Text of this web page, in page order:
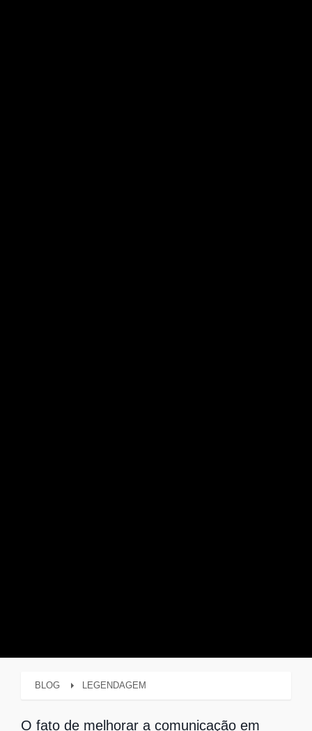
BLOG LEGENDAGEM
O fato de melhorar a comunicação em